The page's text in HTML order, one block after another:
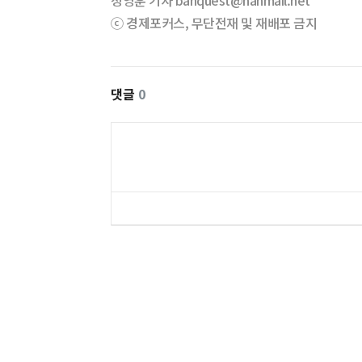
ⓒ 경제포커스, 무단전재 및 재배포 금지
댓글 0